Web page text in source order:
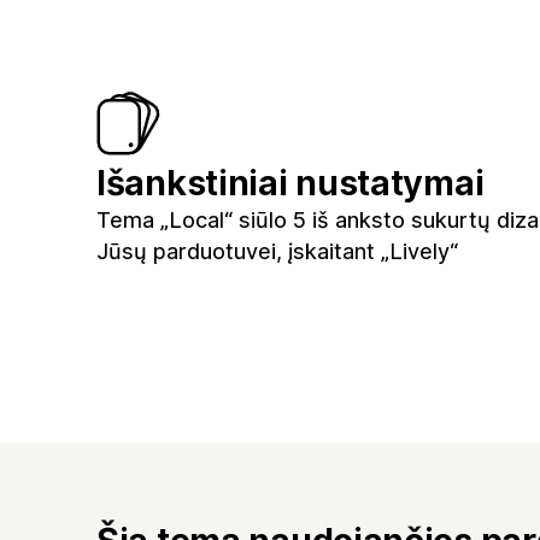
Išankstiniai nustatymai
Tema „Local“ siūlo 5 iš anksto sukurtų
Jūsų parduotuvei, įskaitant „Lively“